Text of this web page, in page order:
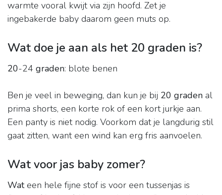
warmte vooral kwijt via zijn hoofd. Zet je
ingebakerde baby daarom geen muts op.
Wat doe je aan als het 20 graden is?
20-24 graden: blote benen
Ben je veel in beweging, dan kun je bij 20 graden al
prima shorts, een korte rok of een kort jurkje aan.
Een panty is niet nodig. Voorkom dat je langdurig stil
gaat zitten, want een wind kan erg fris aanvoelen.
Wat voor jas baby zomer?
Wateen hele fijne stof is voor een tussenjas is